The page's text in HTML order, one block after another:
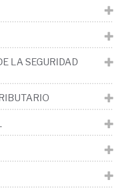
LA SEGURIDAD